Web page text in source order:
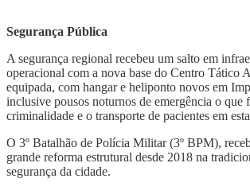
Segurança Pública
​A segurança regional recebeu um salto em
operacional com a nova base do Centro Tático
equipada, com hangar e heliponto novos em
inclusive pousos noturnos de emergência o que
criminalidade e o transporte de pacientes em
O 3º Batalhão de Polícia Militar (3º BPM),
grande reforma estrutural desde 2018 na
segurança da cidade.